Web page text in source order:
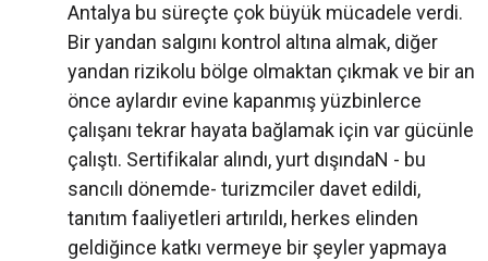
Antalya bu süreçte çok büyük mücadele verdi.
Bir yandan salgını kontrol altına almak, diğer
yandan rizikolu bölge olmaktan çıkmak ve bir an
önce aylardır evine kapanmış yüzbinlerce
çalışanı tekrar hayata bağlamak için var gücünle
çalıştı. Sertifikalar alındı, yurt dışındaN - bu
sancılı dönemde- turizmciler davet edildi,
tanıtım faaliyetleri artırıldı, herkes elinden
geldiğince katkı vermeye bir şeyler yapmaya